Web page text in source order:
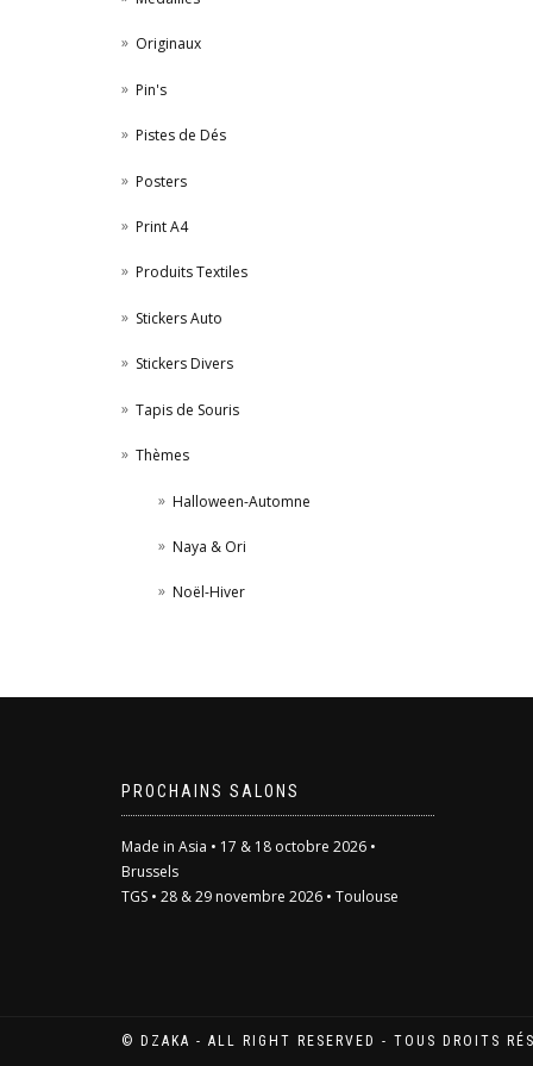
Originaux
Pin's
Pistes de Dés
Posters
Print A4
Produits Textiles
Stickers Auto
Stickers Divers
Tapis de Souris
Thèmes
Halloween-Automne
Naya & Ori
Noël-Hiver
PROCHAINS SALONS
Made in Asia • 17 & 18 octobre 2026 •
Brussels
TGS • 28 & 29 novembre 2026 • Toulouse
© DZAKA - ALL RIGHT RESERVED - TOUS DROITS